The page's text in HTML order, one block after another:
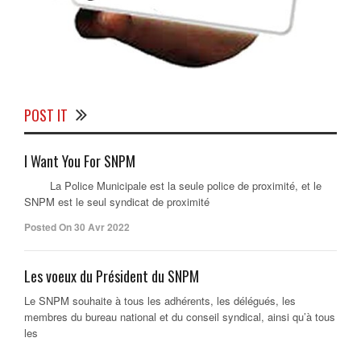
POST IT
I Want You For SNPM
La Police Municipale est la seule police de proximité, et le
SNPM est le seul syndicat de proximité
Posted On 30 Avr 2022
Les voeux du Président du SNPM
Le SNPM souhaite à tous les adhérents, les délégués, les
membres du bureau national et du conseil syndical, ainsi qu’à tous
les